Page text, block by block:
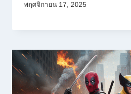
พฤศจิกายน 17, 2025